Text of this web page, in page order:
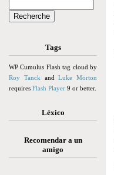
Tags
WP Cumulus Flash tag cloud by
Roy Tanck andLuke Morton
requires Flash Player 9 or better.
Léxico
Recomendar a un
amigo